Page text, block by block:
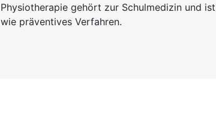
Physiotherapie gehört zur Schulmedizin und
wie präventives Verfahren.